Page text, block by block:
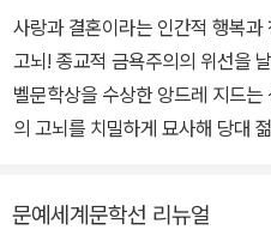
사랑과 결혼이라는 인간적 행복
고뇌! 종교적 금욕주의의 위선을 날카롭
벨문학상을 수상한 앙드레 지드
의 고뇌를 치밀하게 묘사해 당대
주인공 제롬과 알리사는 사촌지간
문예세계문학선 리뉴얼